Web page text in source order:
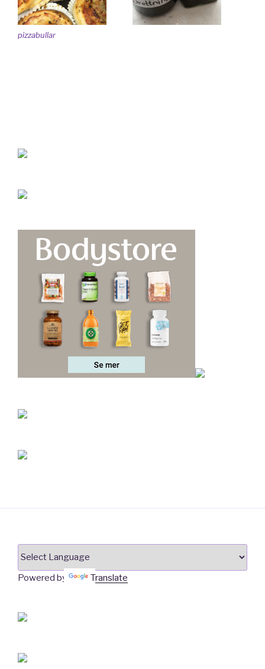
pizzabullar
Powered by Translate